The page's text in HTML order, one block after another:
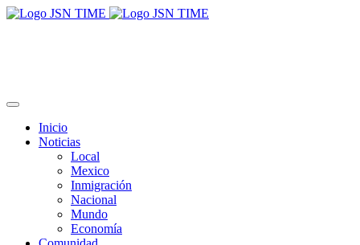
Inicio
Noticias
Local
Mexico
Inmigración
Nacional
Mundo
Economía